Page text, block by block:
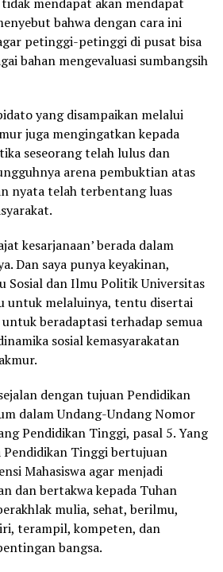
bahwa dengan cara ini
petinggi-petinggi di pusat bisa
bahan mengevaluasi sumbangsih
yang disampaikan melalui
juga mengingatkan kepada
seseorang telah lulus dan
arena pembuktian atas
nyata telah terbentang luas
kesarjanaan’ berada dalam
Dan saya punya keyakinan,
Sosial dan Ilmu Politik Universitas
untuk melaluinya, tentu disertai
beradaptasi terhadap semua
sosial kemasyarakatan
dengan tujuan Pendidikan
dalam Undang-Undang Nomor
Pendidikan Tinggi, pasal 5. Yang
Pendidikan Tinggi bertujuan
Mahasiswa agar menjadi
dan bertakwa kepada Tuhan
mulia, sehat, berilmu,
terampil, kompeten, dan
bangsa.